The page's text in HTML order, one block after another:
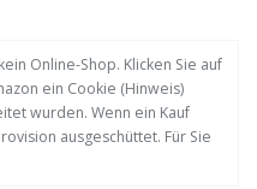
Online-Shop. Klicken Sie auf
ein Cookie (Hinweis)
wurden. Wenn ein Kauf
ausgeschüttet. Für Sie